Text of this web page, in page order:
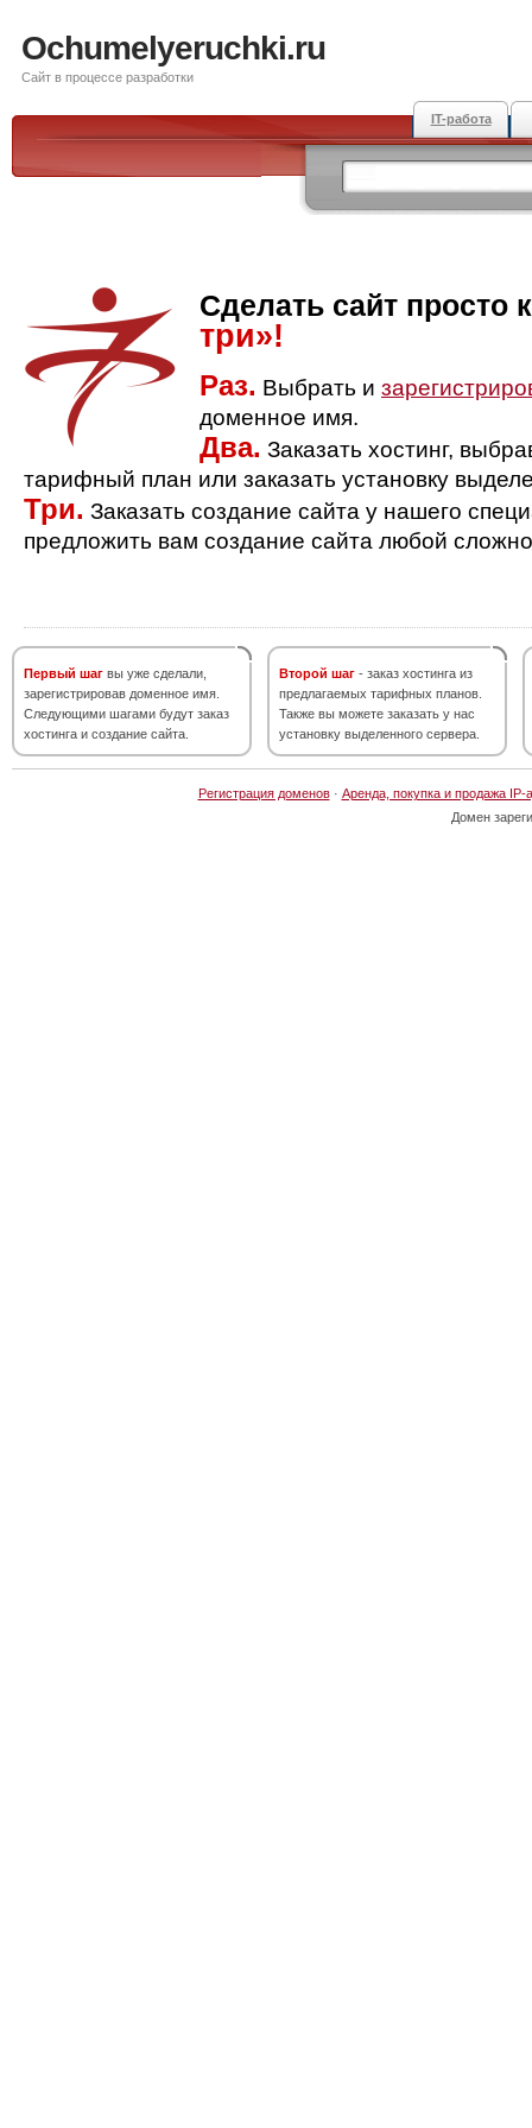
Ochumelyeruchki.ru
Сайт в процессе разработки
IT-работа
Сделать сайт просто
три»!
Раз. Выбрать и
доменное имя.
Два. Заказать хостинг,
тарифный план или заказать установку
Три. Заказать создание сайта у нашего
предложить вам создание сайта любой
Первый шаг вы уже сделали,
зарегистрировав доменное имя.
Следующими шагами будут заказ
хостинга и создание сайта.
Второй шаг - заказ хостинга из
предлагаемых тарифных планов.
Также вы можете заказать у нас
установку выделенного сервера.
Регистрация доменов· Аренда, покупка и продажа IP-
Домен